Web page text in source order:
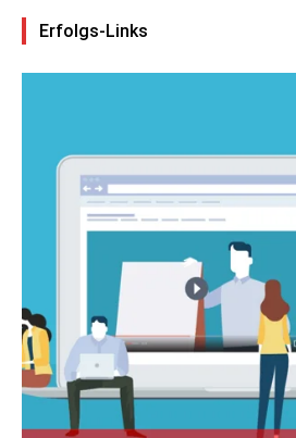
Erfolgs-Links